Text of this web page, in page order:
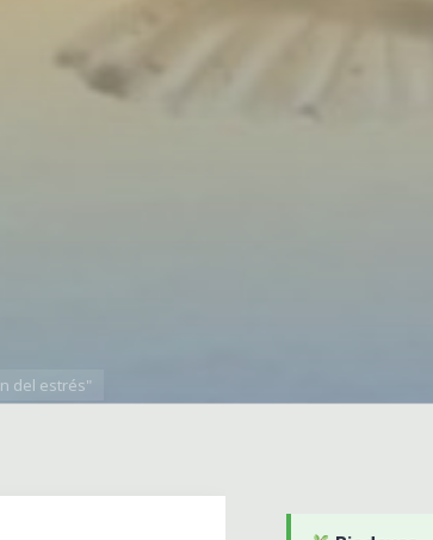
del estrés"